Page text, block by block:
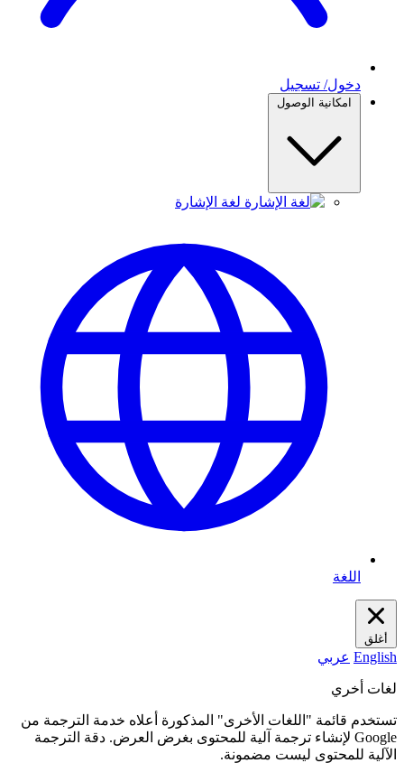
دخول/ تسجيل
امكانية الوصول
لغة الإشارة
اللغة
أغلق
English عربي
لغات أخري
تستخدم قائمة "اللغات الأخرى" المذكورة أعلاه خدمة الترجمة من
Google لإنشاء ترجمة آلية للمحتوى بغرض العرض. دقة الترجمة
الآلية للمحتوى ليست مضمونة.